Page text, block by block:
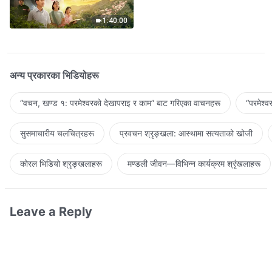
1:40:00
अन्य प्रकारका भिडियोहरू
“वचन, खण्ड १: परमेश्‍वरको देखापराइ र काम” बाट गरिएका वाचनहरू
सुसमाचारीय चलचित्रहरू प्रवचन श्रृङ्खला: आस्थामा सत्यताको खोजी
कोरल भिडियो श्रृङ्खलाहरू मण्डली जीवन—विभिन्‍न कार्यक्रम श्रृंखलाहरू
Leave a Reply